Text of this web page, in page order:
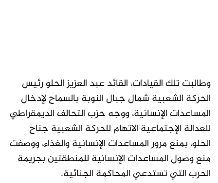
وطالبت تلك القيادات، القائد عبد العزيز الحلو رئيس
الحركة الشعبية شمال جبال النوبة بالسماح لإدخال
المساعدات الإنسانية، ووجه حزب التحالف الديمقراطي
للعدالة الإجتماعية الاتهام للحركة الشعبية جناح
الحلو، بمنع مرور المساعدات الإنسانية والغذاء، ووصفت
منع وصول المساعدات الإنسانية للمنطقتين بجريمة
الحرب التي تستدعي المحاكمة الجنائية.